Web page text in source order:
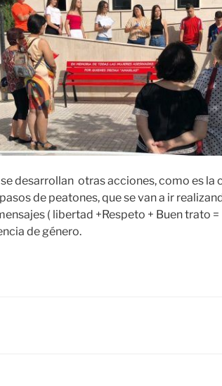
desarrollan otras acciones, como es
de peatones, que se van a ir
( libertad +Respeto + Buen trato
de género.